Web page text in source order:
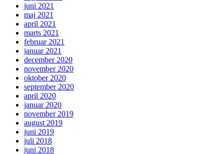
juni 2021
maj 2021
april 2021
marts 2021
februar 2021
januar 2021
december 2020
november 2020
oktober 2020
september 2020
april 2020
januar 2020
november 2019
august 2019
juni 2019
juli 2018
juni 2018